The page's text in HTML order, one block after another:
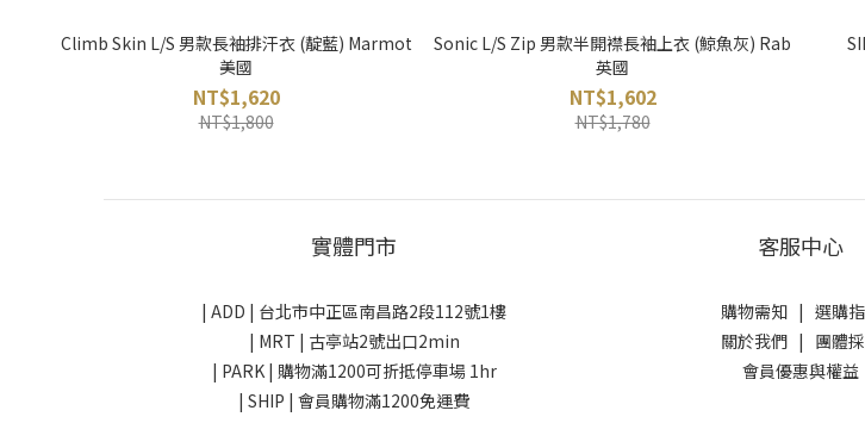
Climb Skin L/S 男款長袖排汗衣 (靛藍) Marmot
美國
NT$1,620
NT$1,800
Sonic L/S Zip 男款半開襟長袖上衣 (鯨魚灰) Rab
英國
NT$1,602
NT$1,780
實體門市
| ADD | 台北市中正區南昌路2段112號1樓
| MRT | 古亭站2號出口2min
| PARK | 購物滿1200可折抵停車場 1hr
| SHIP | 會員購物滿1200免運費
客服中心
購物需知| 選購
關於我們| 團體
會員優惠與權益